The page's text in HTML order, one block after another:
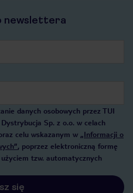
newslettera
danych osobowych przez TUI
Sp. z o.o. w celach
celu wskazanym w „Informacji o
, poprzez elektroniczną formę
tzw. automatycznych
się